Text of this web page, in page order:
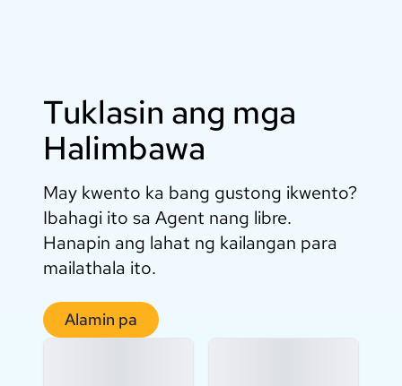
Tuklasin ang mga
Halimbawa
May kwento ka bang gustong ikwento?
Ibahagi ito sa Agent nang libre.
Hanapin ang lahat ng kailangan para
mailathala ito.
Alamin pa